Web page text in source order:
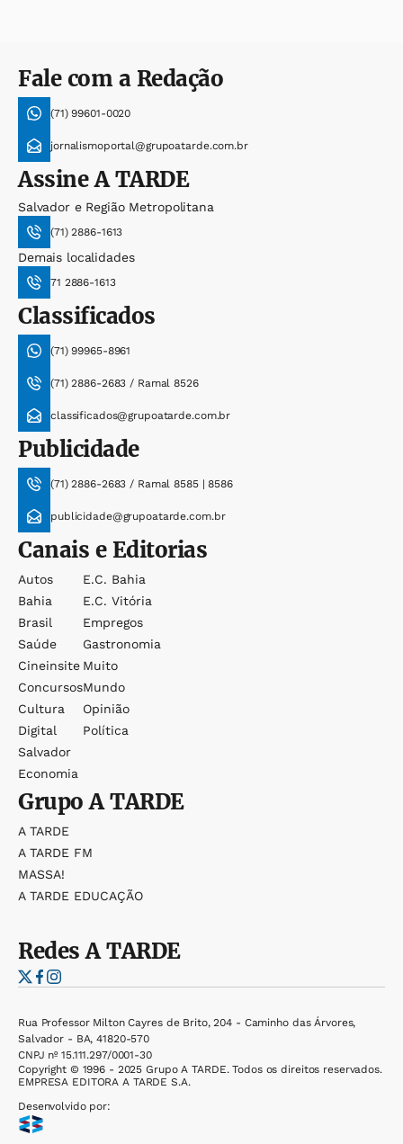
Fale com a Redação
(71) 99601-0020
jornalismoportal@grupoatarde.com.br
AssineA TARDE
Salvador e Região Metropolitana
(71) 2886-1613
Demais localidades
71 2886-1613
Classificados
(71) 99965-8961
(71) 2886-2683 / Ramal 8526
classificados@grupoatarde.com.br
Publicidade
(71) 2886-2683 / Ramal 8585 | 8586
publicidade@grupoatarde.com.br
Canais e Editorias
Autos
Bahia
Brasil
Saúde
Cineinsite
Concursos
Cultura
Digital
Salvador
Economia
E.c. Bahia
E.c. Vitória
Empregos
Gastronomia
Muito
Mundo
Opinião
Política
GrupoA TARDE
A TARDE
A TARDE FM
MASSA!
A TARDE EDUCAÇÃO
RedesA TARDE
Rua Professor Milton Cayres de Brito, 204 - Caminho das Árvores,
Salvador - BA, 41820-570
CNPJ nº 15.111.297/0001-30
Copyright © 1996 - 2025 Grupo A TARDE. Todos os direitos reservados.
EMPRESA EDITORA A TARDE S.A.
Desenvolvido por: